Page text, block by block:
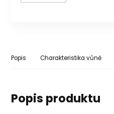
Popis Charakteristika vůně
Popis produktu